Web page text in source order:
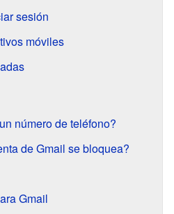
sesión
móviles
número de teléfono?
de Gmail se bloquea?
Gmail